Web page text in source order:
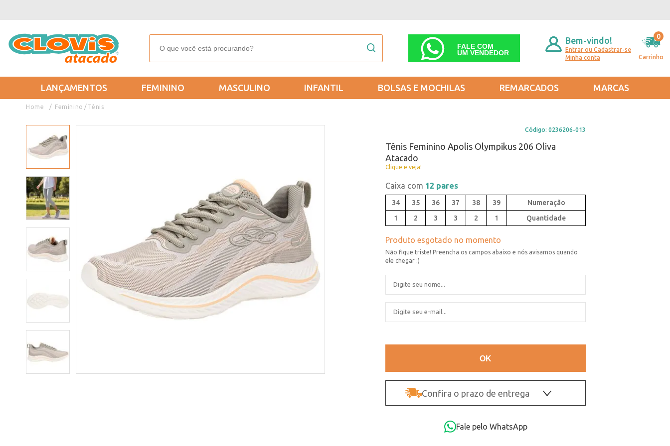
FALE COM
UM VENDEDOR
Bem-vindo!
Entrar ou Cadastrar-se
Minha conta
Carrinho
0
LANÇAMENTOS FEMININO MASCULINO INFANTIL BOLSAS E MOCHILAS REMARCADOS MARCAS
Feminino Tênis
Código: 0236206-013
Tênis Feminino Apolis Olympikus 206 Oliva
Atacado
Clique e veja!
Caixa com 12 pares
34 35 36 37 38
39
1
2 3 3 2 1 Quantidade
Confira o prazo de entrega
Fale pelo WhatsApp